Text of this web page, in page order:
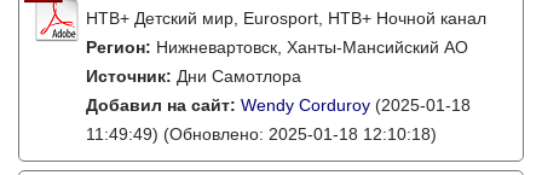
НТВ+ Детский мир, Eurosport, НТВ+ Ночной канал
Регион: Нижневартовск, Ханты-Мансийский АО
Источник: Дни Самотлора
Добавил на сайт: Wendy Corduroy (2025-01-18
11:49:49) (Обновлено: 2025-01-18 12:10:18)